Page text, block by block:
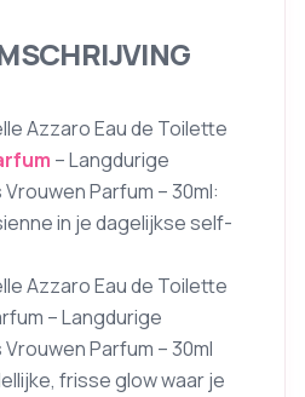
Azzaro Eau de Toilette
– Langdurige
Parfum – 30ml:
in je dagelijkse self-
Azzaro Eau de Toilette
– Langdurige
Parfum – 30ml
frisse glow waar je